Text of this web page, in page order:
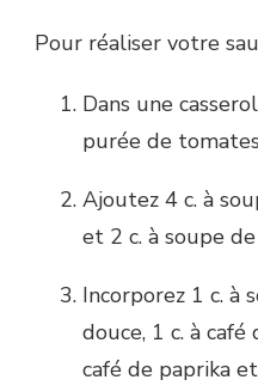
Pour réaliser votre
Dans une
purée de
Ajoutez 4 c. à
et 2 c. à soupe
Incorporez 1 c. à
douce, 1 c. à café
café de paprika